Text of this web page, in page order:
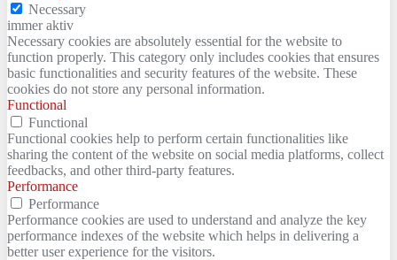
Necessary
immer aktiv
Necessary cookies are absolutely essential for the website to
function properly. This category only includes cookies that ensures
basic functionalities and security features of the website. These
cookies do not store any personal information.
Functional
Functional
Functional cookies help to perform certain functionalities like
sharing the content of the website on social media platforms, collect
feedbacks, and other third-party features.
Performance
Performance
Performance cookies are used to understand and analyze the key
performance indexes of the website which helps in delivering a
better user experience for the visitors.